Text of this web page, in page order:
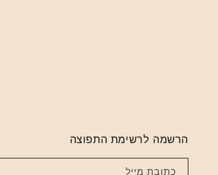
הרשמה לרשימת התפוצה
כתובת מייל